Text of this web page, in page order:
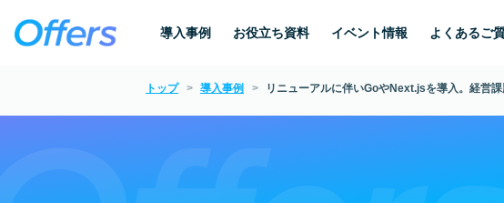
導入事例 お役立ち資料 イベント情報 よくあるご
トップ 導入事例 リニューアルに伴いGoやNext.jsを導入。経営